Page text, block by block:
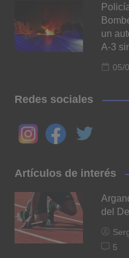
un
A-3
05/
Redes sociales
Artículos de interés
del
5